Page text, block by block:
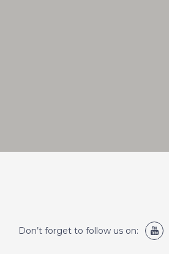
Don’t forget to follow us on: